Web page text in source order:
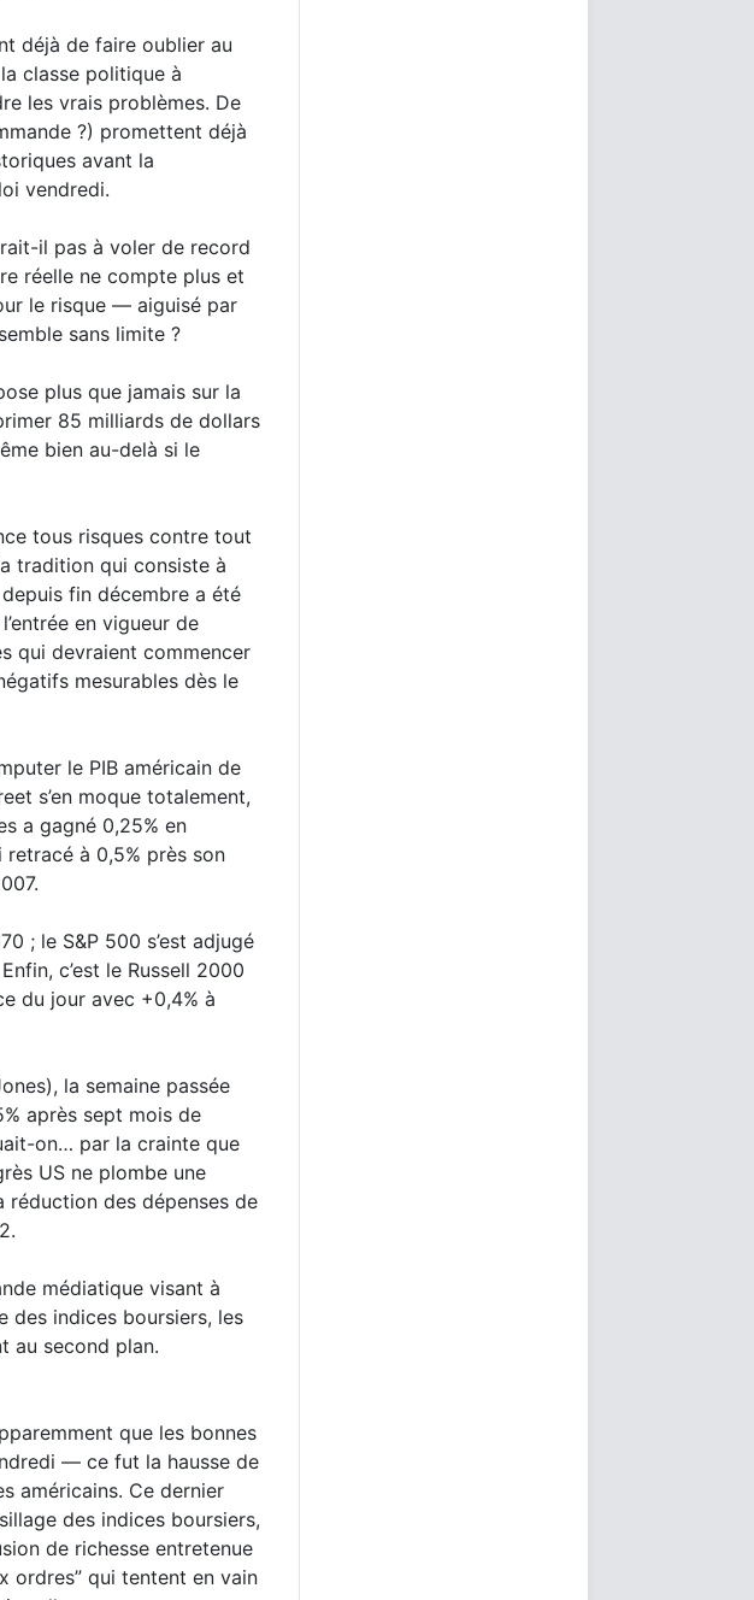
déjà de faire oublier au
classe politique à
les vrais problèmes. De
?) promettent déjà
avant la
vendredi.
il pas à voler de record
réelle ne compte plus et
le risque — aiguisé par
sans limite ?
plus que jamais sur la
85 milliards de dollars
bien au-delà si le
tous risques contre tout
tradition qui consiste à
fin décembre a été
en vigueur de
qui devraient commencer
mesurables dès le
le PIB américain de
s’en moque totalement,
a gagné 0,25% en
à 0,5% près son
; le S&P 500 s’est adjugé
c’est le Russell 2000
du jour avec +0,4% à
la semaine passée
après sept mois de
on… par la crainte que
US ne plombe une
réduction des dépenses de
médiatique visant à
des indices boursiers, les
au second plan.
que les bonnes
— ce fut la hausse de
américains. Ce dernier
des indices boursiers,
de richesse entretenue
ordres” qui tentent en vain